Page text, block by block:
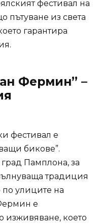
фестивал на
пътуване из света
гарантира
Фермин” –
фестивал е
бикове”.
Памплона, за
традиция
по улиците на
е
изживяване, което